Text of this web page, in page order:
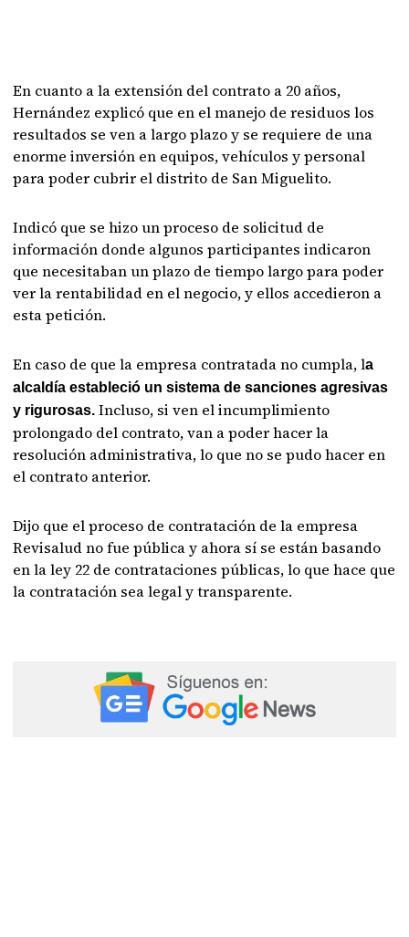
En cuanto a la extensión del contrato a 20 años,
Hernández explicó que en el manejo de residuos los
resultados se ven a largo plazo y se requiere de una
enorme inversión en equipos, vehículos y personal
para poder cubrir el distrito de San Miguelito.
Indicó que se hizo un proceso de solicitud de
información donde algunos participantes indicaron
que necesitaban un plazo de tiempo largo para poder
ver la rentabilidad en el negocio, y ellos accedieron a
esta petición.
En caso de que la empresa contratada no cumpla, la
alcaldía estableció un sistema de sanciones agresivas
y rigurosas.Incluso, si ven el incumplimiento
prolongado del contrato, van a poder hacer la
resolución administrativa, lo que no se pudo hacer en
el contrato anterior.
Dijo que el proceso de contratación de la empresa
Revisalud no fue pública y ahora sí se están basando
en la ley 22 de contrataciones públicas, lo que hace que
la contratación sea legal y transparente.